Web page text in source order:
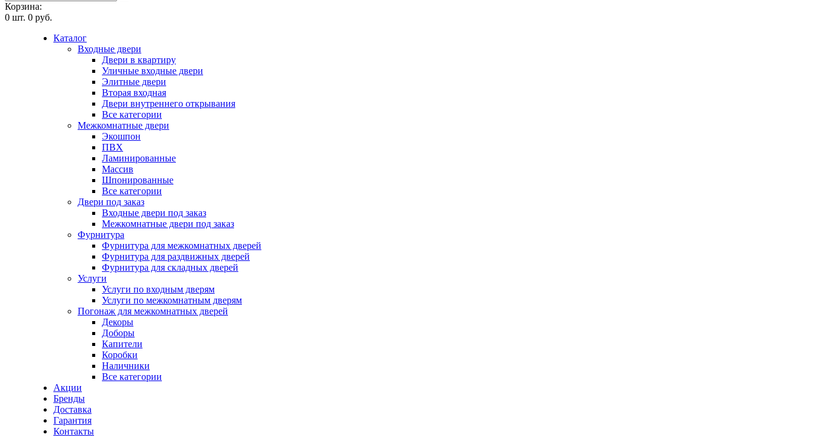
Корзина:
0 шт. 0 руб.
Каталог
Входные двери
Двери в квартиру
Уличные входные двери
Элитные двери
Вторая входная
Двери внутреннего открывания
Все категории
Межкомнатные двери
Экошпон
ПВХ
Ламинированные
Массив
Шпонированные
Все категории
Двери под заказ
Входные двери под заказ
Межкомнатные двери под заказ
Фурнитура
Фурнитура для межкомнатных дверей
Фурнитура для раздвижных дверей
Фурнитура для складных дверей
Услуги
Услуги по входным дверям
Услуги по межкомнатным дверям
Погонаж для межкомнатных дверей
Декоры
Доборы
Капители
Коробки
Наличники
Все категории
Акции
Бренды
Доставка
Гарантия
Контакты